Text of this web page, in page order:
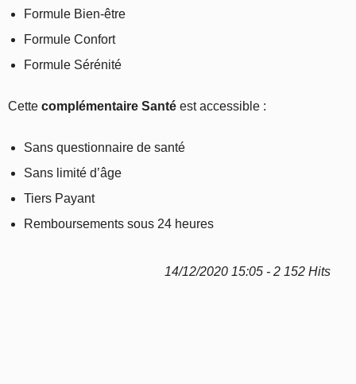
Formule Bien-être
Formule Confort
Formule Sérénité
Cette complémentaire Santé est accessible :
Sans questionnaire de santé
Sans limité d’âge
Tiers Payant
Remboursements sous 24 heures
14/12/2020 15:05 - 2 152 Hits